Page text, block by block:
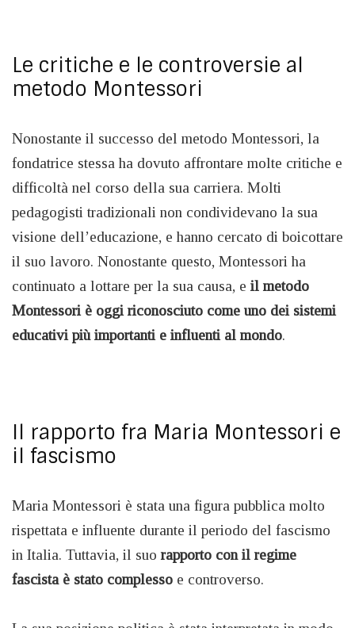
Le critiche e le controversie al
metodo Montessori
Nonostante il successo del metodo Montessori, la
fondatrice stessa ha dovuto affrontare molte critiche e
difficoltà nel corso della sua carriera. Molti
pedagogisti tradizionali non condividevano la sua
visione dell’educazione, e hanno cercato di boicottare
il suo lavoro. Nonostante questo, Montessori ha
continuato a lottare per la sua causa, e il metodo
Montessori è oggi riconosciuto come uno dei sistemi
educativi più importanti e influenti al mondo.
Il rapporto fra Maria Montessori e
il fascismo
Maria Montessori è stata una figura pubblica molto
rispettata e influente durante il periodo del fascismo
in Italia. Tuttavia, il suo rapporto con il regime
fascista è stato complesso e controverso.